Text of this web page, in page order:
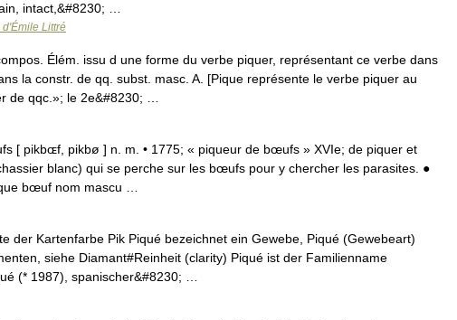
intact,&#8230; …
Littré
Élém. issu d une forme du verbe piquer, représentant ce verbe dans
la constr. de qq. subst. masc. A. [Pique représente le verbe piquer au
de qqc.»; le 2e&#8230; …
[ pikbɶf, pikbø ] n. m. • 1775; « piqueur de bœufs » XVIe; de piquer et
blanc) qui se perche sur les bœufs pour y chercher les parasites. ●
bœuf nom mascu …
der Kartenfarbe Pik Piqué bezeichnet ein Gewebe, Piqué (Gewebeart)
siehe Diamant#Reinheit (clarity) Piqué ist der Familienname
(* 1987), spanischer&#8230; …